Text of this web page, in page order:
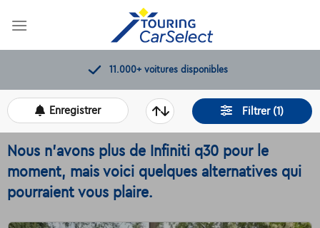
11.000+ voitures disponibles
Filtrer (1)
Enregistrer
Nous n'avons plus de Infiniti q30 pour le
moment, mais voici quelques alternatives qui
pourraient vous plaire.